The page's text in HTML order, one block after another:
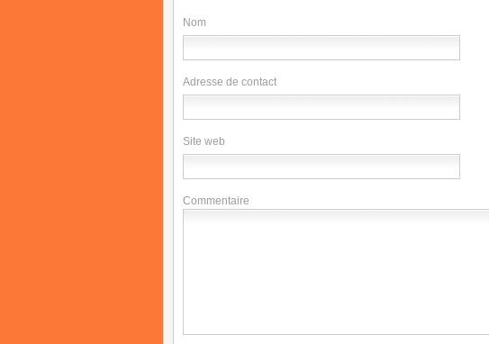
Nom
Adresse de contact
Site web
Commentaire